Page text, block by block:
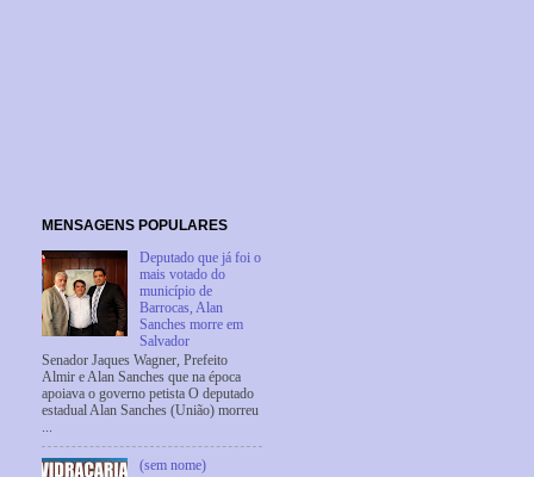
MENSAGENS POPULARES
Deputado que já foi o
mais votado do
município de
Barrocas, Alan
Sanches morre em
Salvador
Senador Jaques Wagner, Prefeito
Almir e Alan Sanches que na época
apoiava o governo petista O deputado
estadual Alan Sanches (União) morreu
...
(sem nome)